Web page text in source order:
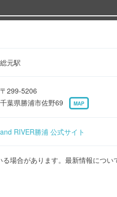
総元駅
〒299-5206
千葉県勝浦市佐野69
MAP
and RIVER勝浦 公式サイト
場合があります。最新情報につい